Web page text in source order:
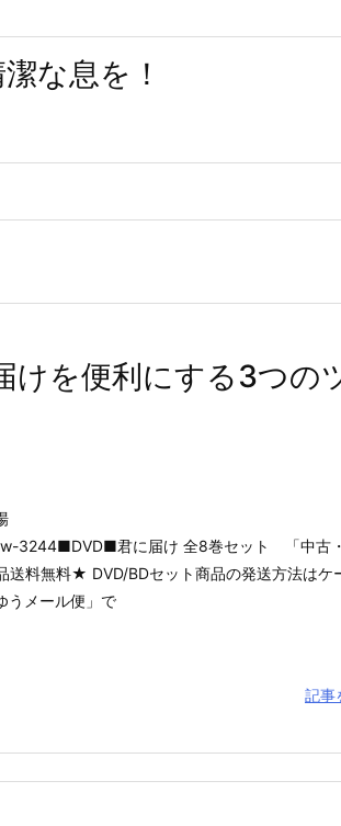
な息を！
けを便利にする3つの
3244■DVD■君に届け 全8巻セット 「中古
送料無料★ DVD/BDセット商品の発送方法はケ
うメール便」で
記事